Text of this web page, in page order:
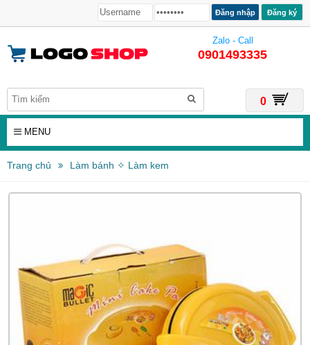
Đăng ký
Zalo - Call
0901493335
0
MENU
Trang chủ Làm bánh ✧ Làm kem